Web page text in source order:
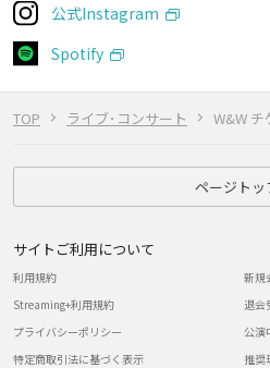
TOP ライブ･コンサート W&W チ
公式Instagram
Spotify
ページトッ
サイトご利用について
利用規約
Streaming+利用規約
プライバシーポリシー
特定商取引法に基づく表示
新規
退会
公演
推奨